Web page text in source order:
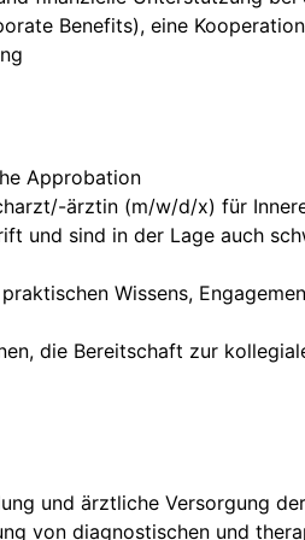
Benefits), eine
Approbation
ärztin (m/w/d/x) für
und sind in der Lage auch
Wissens,
die Bereitschaft zur
und ärztliche Versorgung
von diagnostischen und